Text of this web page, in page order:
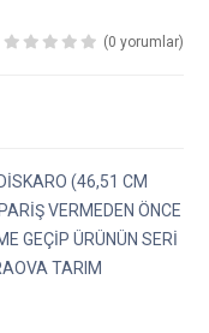
(0 yorumlar)
(46,51 CM
VERMEDEN ÖNCE
GEÇİP ÜRÜNÜN SERİ
TARIM